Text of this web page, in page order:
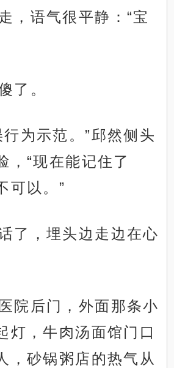
，语气很平静：“宝
了。
行为示范。”邱然侧头
，“现在能记住了
可以。”
了，埋头边走边在心
院后门，外面那条小
灯，牛肉汤面馆门口
，砂锅粥店的热气从